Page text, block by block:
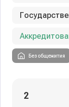
Без общежития
2